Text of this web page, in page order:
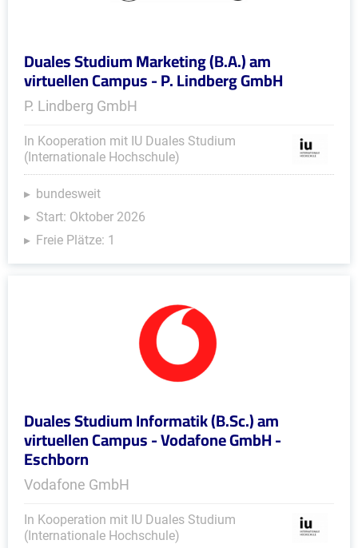
Duales Studium Marketing (B.A.) am
virtuellen Campus - P. Lindberg GmbH
P. Lindberg GmbH
In Kooperation mit IU Duales Studium
(Internationale Hochschule)
bundesweit
Start: Oktober 2026
Freie Plätze: 1
Duales Studium Informatik (B.Sc.) am
virtuellen Campus - Vodafone GmbH -
Eschborn
Vodafone GmbH
In Kooperation mit IU Duales Studium
(Internationale Hochschule)